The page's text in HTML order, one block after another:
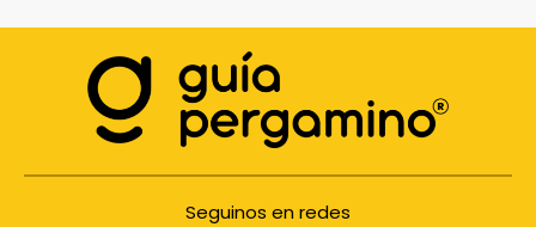
Seguinos en redes